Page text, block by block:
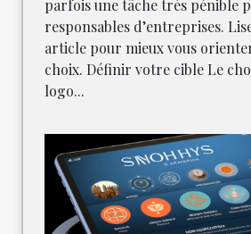
parfois une tâche très pénible
responsables d’entreprises.
article pour mieux vous
choix. Définir votre cible Le
logo...